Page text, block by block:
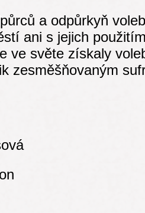
a odpůrkyň
ani s jejich
ve světe získaly
zesměšňovaným